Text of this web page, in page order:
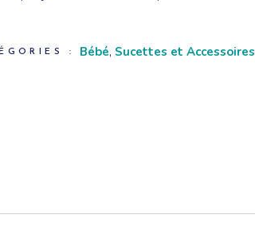
: Bébé, Sucettes et Accessoires